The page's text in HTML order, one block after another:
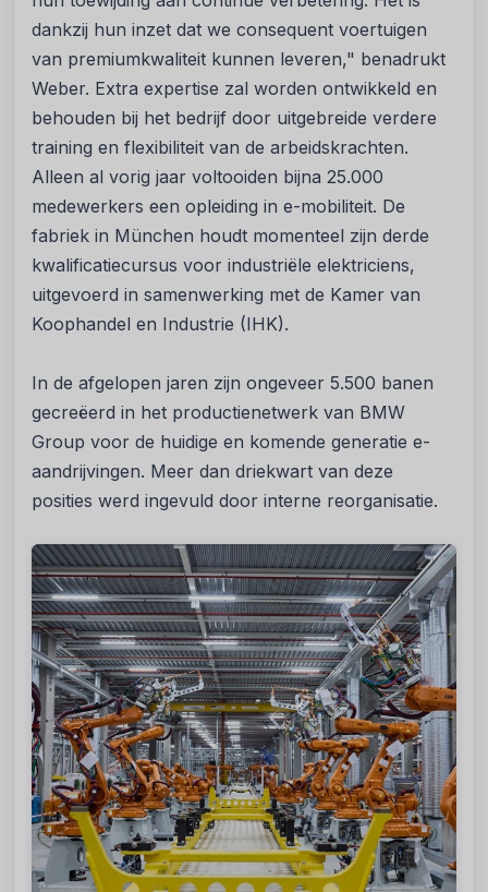
dankzij hun inzet dat we consequent voertuigen
van premiumkwaliteit kunnen leveren," benadrukt
Weber. Extra expertise zal worden ontwikkeld en
behouden bij het bedrijf door uitgebreide verdere
training en flexibiliteit van de arbeidskrachten.
Alleen al vorig jaar voltooiden bijna 25.000
medewerkers een opleiding in e-mobiliteit. De
fabriek in München houdt momenteel zijn derde
kwalificatiecursus voor industriële elektriciens,
uitgevoerd in samenwerking met de Kamer van
Koophandel en Industrie (IHK).
In de afgelopen jaren zijn ongeveer 5.500 banen
gecreëerd in het productienetwerk van BMW
Group voor de huidige en komende generatie e-
aandrijvingen. Meer dan driekwart van deze
posities werd ingevuld door interne reorganisatie.